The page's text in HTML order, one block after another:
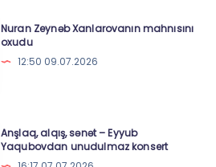
Nuran Zeynəb Xanlarovanın mahnısını
oxudu
12:50 09.07.2026
Anşlaq, alqış, sənət – Eyyub
Yaqubovdan unudulmaz konsert